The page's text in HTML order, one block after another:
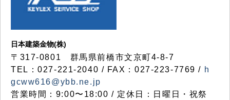
日本建築金物(株)
〒317‐0801 群馬県前橋市文京町4-8-7
TEL：027-221-2040 / FAX：027-223-7769 / h
gcww616@ybb.ne.jp
営業時間：9:00〜18:00 / 定休日：日曜日・祝祭